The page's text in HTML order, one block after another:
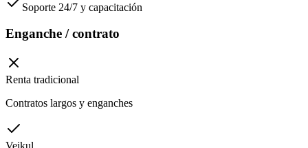
Soporte 24/7 y capacitación
Enganche / contrato
Renta tradicional
Contratos largos y enganches
Veikul